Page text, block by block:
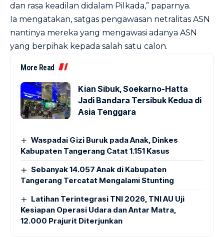
dan rasa keadilan didalam Pilkada,” paparnya.
Ia mengatakan, satgas pengawasan netralitas ASN
nantinya mereka yang mengawasi adanya ASN
yang berpihak kepada salah satu calon.
More Read
Kian Sibuk, Soekarno-Hatta
Jadi Bandara Tersibuk Kedua di
Asia Tenggara
Waspadai Gizi Buruk pada Anak, Dinkes
Kabupaten Tangerang Catat 1.151 Kasus
Sebanyak 14.057 Anak di Kabupaten
Tangerang Tercatat Mengalami Stunting
Latihan Terintegrasi TNI 2026, TNI AU Uji
Kesiapan Operasi Udara dan Antar Matra,
12.000 Prajurit Diterjunkan